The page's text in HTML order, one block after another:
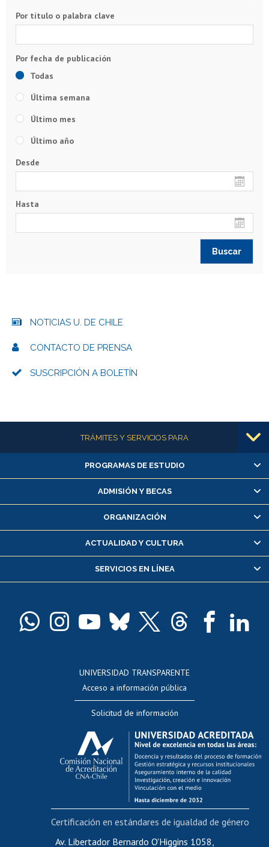
Por título o palabra clave
Todas
Última semana
Último mes
Último año
Desde
Hasta
NOTICIAS U. DE CHILE
CONTACTO DE PRENSA
SUSCRIPCIÓN A BOLETÍN
Más informaciónTRÁMITES Y SERVICIOS PARA
Alumnas/os y exalumnas/os
Matrícula en línea
Inscripción y cambio de asignaturas
Consulta y certificado de notas
Servicio médico y dental
Pago de arancel y crédito alumnos
Docentes
Perfeccionamiento
Editar Portafolio Académico
Evaluación docente
Calificación académica
Postulación al AUCAI
Funcionarias/os
Cursos internos de capacitación
Bienestar del personal
Portal de movilidad interna
Certificado de renta
PROGRAMAS DE ESTUDIO
ADMISIÓN Y BECAS
ORGANIZACIÓN
ACTUALIDAD Y CULTURA
SERVICIOS EN LÍNEA
UNIVERSIDAD TRANSPARENTE
Acceso a información pública
Solicitud de información
Av. Libertador Bernardo O'Higgins 1058,
Certificación en estándares de igualdad de género